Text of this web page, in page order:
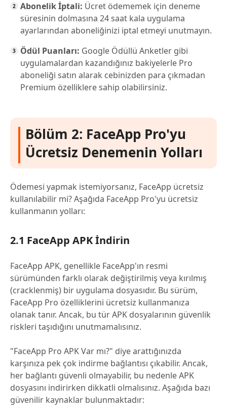
Abonelik İptali: Ücret ödememek için deneme
süresinin dolmasına 24 saat kala uygulama
ayarlarından aboneliğinizi iptal etmeyi unutmayın.
Ödül Puanları: Google Ödüllü Anketler gibi
uygulamalardan kazandığınız bakiyelerle Pro
aboneliği satın alarak cebinizden para çıkmadan
Premium özelliklere sahip olabilirsiniz.
Bölüm 2: FaceApp Pro'yu
Ücretsiz Denemenin Yolları
Ödemesi yapmak istemiyorsanız, FaceApp ücretsiz
kullanılabilir mi? Aşağıda FaceApp Pro'yu ücretsiz
kullanmanın yolları:
2.1 FaceApp APK İndirin
FaceApp APK, genellikle FaceApp'ın resmi
sürümünden farklı olarak değiştirilmiş veya kırılmış
(cracklenmiş) bir uygulama dosyasıdır. Bu sürüm,
FaceApp Pro özelliklerini ücretsiz kullanmanıza
olanak tanır. Ancak, bu tür APK dosyalarının güvenlik
riskleri taşıdığını unutmamalısınız.
"FaceApp Pro APK Var mı?" diye arattığınızda
karşınıza pek çok indirme bağlantısı çıkabilir. Ancak,
her bağlantı güvenli olmayabilir, bu nedenle APK
dosyasını indirirken dikkatli olmalısınız. Aşağıda bazı
güvenilir kaynaklar bulunmaktadır: